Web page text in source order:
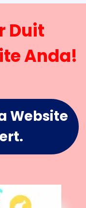
Duit
Anda!
Website